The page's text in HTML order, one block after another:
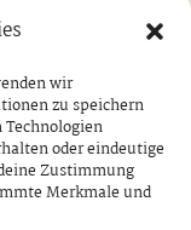
wir
zu speichern
oder eindeutige
Zustimmung
Merkmale und